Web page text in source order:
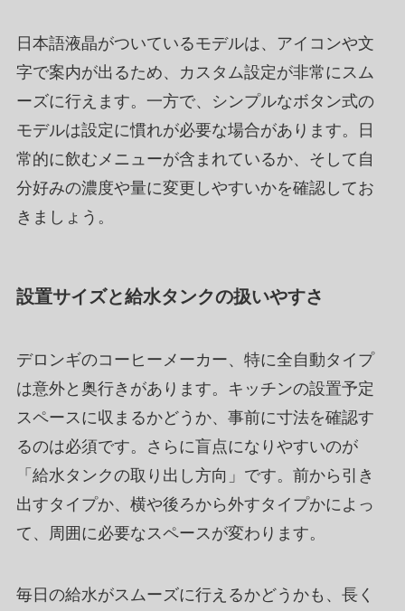
日本語液晶がついているモデルは、アイコンや文
字で案内が出るため、カスタム設定が非常にスム
ーズに行えます。一方で、シンプルなボタン式の
モデルは設定に慣れが必要な場合があります。日
常的に飲むメニューが含まれているか、そして自
分好みの濃度や量に変更しやすいかを確認してお
きましょう。
設置サイズと給水タンクの扱いやすさ
デロンギのコーヒーメーカー、特に全自動タイプ
は意外と奥行きがあります。キッチンの設置予定
スペースに収まるかどうか、事前に寸法を確認す
るのは必須です。さらに盲点になりやすいのが
「給水タンクの取り出し方向」です。前から引き
出すタイプか、横や後ろから外すタイプかによっ
て、周囲に必要なスペースが変わります。
毎日の給水がスムーズに行えるかどうかも、長く